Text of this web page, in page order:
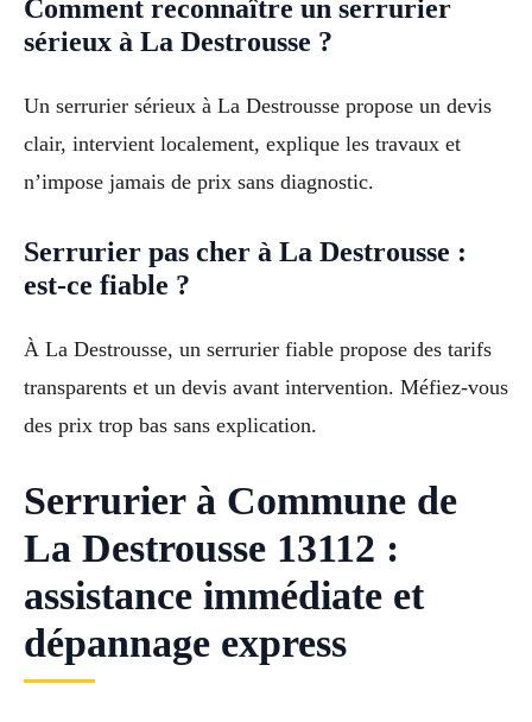
Comment reconnaître un serrurier
sérieux à La Destrousse ?
Un serrurier sérieux à La Destrousse propose un devis
clair, intervient localement, explique les travaux et
n’impose jamais de prix sans diagnostic.
Serrurier pas cher à La Destrousse :
est-ce fiable ?
À La Destrousse, un serrurier fiable propose des tarifs
transparents et un devis avant intervention. Méfiez-vous
des prix trop bas sans explication.
Serrurier à Commune de
La Destrousse 13112 :
assistance immédiate et
dépannage express